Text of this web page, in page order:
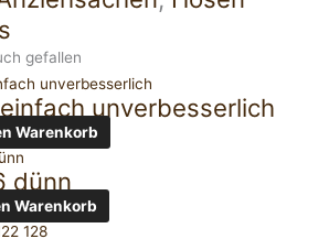
gefallen
unverbesserlich
Warenkorb
dünn
Warenkorb